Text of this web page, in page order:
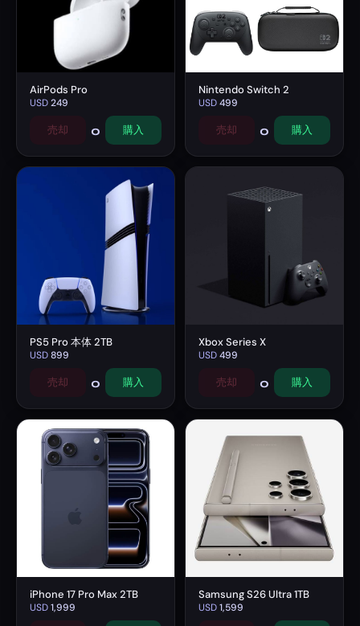
AirPods Pro
USD249
売却 0 購入
Nintendo Switch 2
USD499
売却 0 購入
PS5 Pro 本体 2TB
USD899
売却 0 購入
Xbox Series X
USD499
売却 0 購入
iPhone 17 Pro Max 2TB
USD1,999
Samsung S26 Ultra 1TB
USD1,599